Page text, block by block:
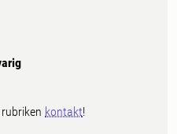
kontakt!